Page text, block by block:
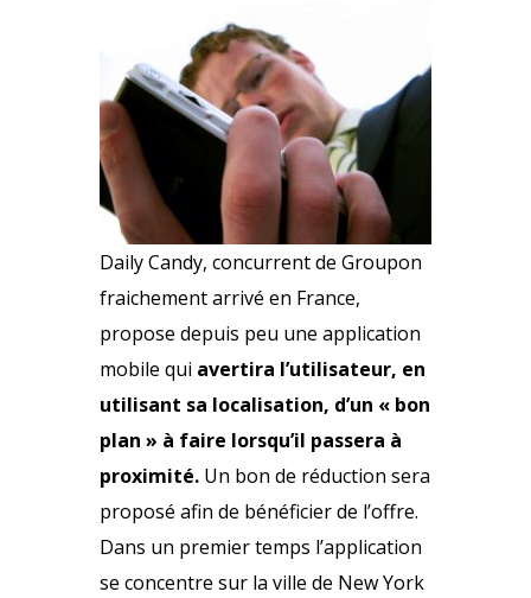
Daily Candy, concurrent de Groupon
fraichement arrivé en France,
propose depuis peu une application
mobile qui avertira l’utilisateur, en
utilisant sa localisation, d’un « bon
plan » à faire lorsqu’il passera à
proximité. Un bon de réduction sera
proposé afin de bénéficier de l’offre.
Dans un premier temps l’application
se concentre sur la ville de New York